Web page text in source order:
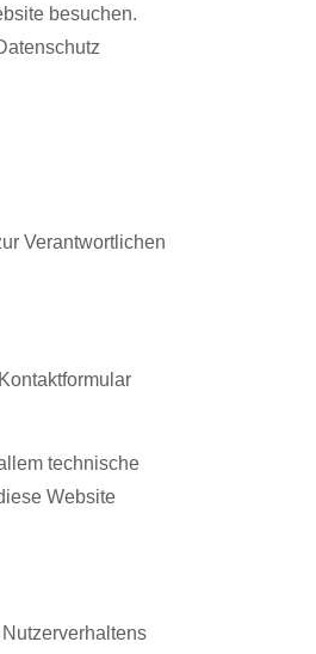
besuchen.
Verantwortlichen
technische
Website